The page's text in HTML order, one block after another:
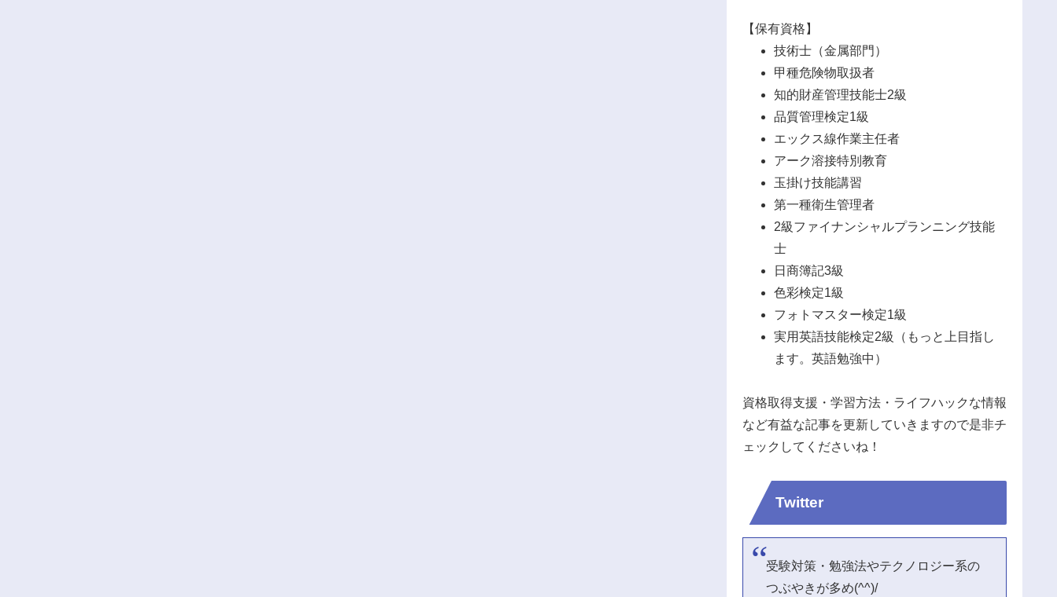
【保有資格】
技術士（金属部門）
甲種危険物取扱者
知的財産管理技能士2級
品質管理検定1級
エックス線作業主任者
アーク溶接特別教育
玉掛け技能講習
第一種衛生管理者
2級ファイナンシャルプランニング技能
士
日商簿記3級
色彩検定1級
フォトマスター検定1級
実用英語技能検定2級（もっと上目指し
ます。英語勉強中）
資格取得支援・学習方法・ライフハックな情報
など有益な記事を更新していきますので是非チ
ェックしてくださいね！
Twitter
受験対策・勉強法やテクノロジー系の
つぶやきが多め(^^)/